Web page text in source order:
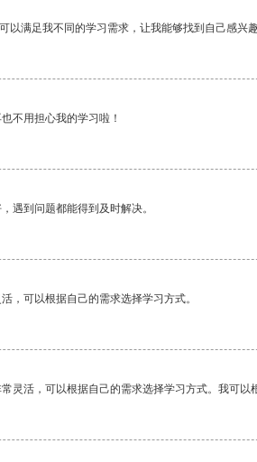
以满足我不同的学习需求，让我能够找到自己感兴趣
不用担心我的学习啦！
遇到问题都能得到及时解决。
，可以根据自己的需求选择学习方式。
灵活，可以根据自己的需求选择学习方式。我可以